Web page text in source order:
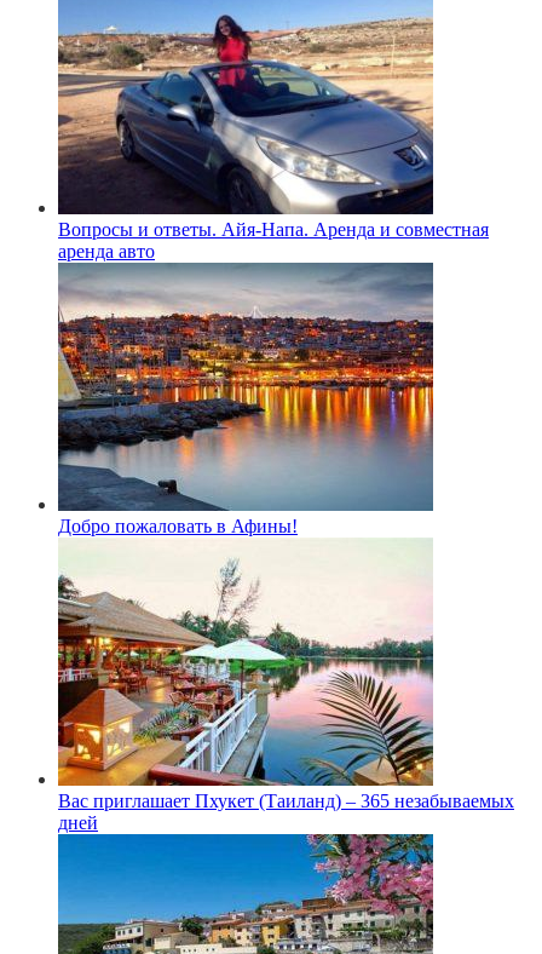
Вопросы и ответы. Айя-Напа. Аренда и совместная
аренда авто
Добро пожаловать в Афины!
Вас приглашает Пхукет (Таиланд) – 365 незабываемых
дней